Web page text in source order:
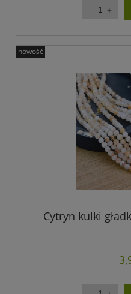
Cytryn kulki
nowość